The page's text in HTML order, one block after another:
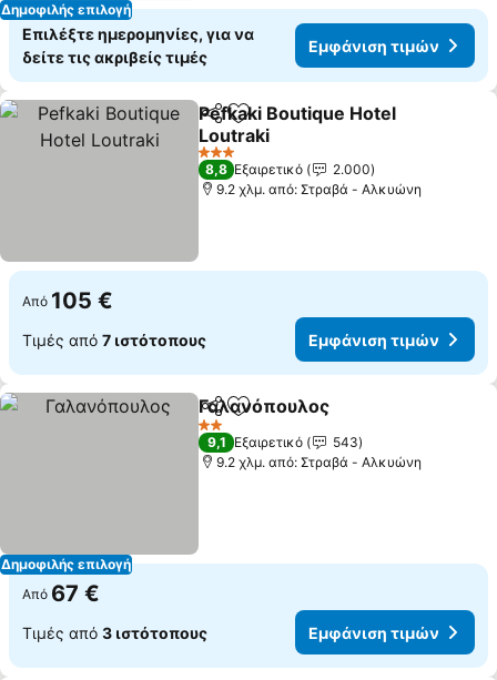
Δημοφιλής επιλογή
Επιλέξτε ημερομηνίες, για να
δείτε τις ακριβείς τιμές
Εμφάνιση τιμών
Κοινοποίηση
Προσθήκη στα αγαπημένα
Pefkaki Boutique Hotel
Loutraki
3 Αστέρια
8,8 Εξαιρετικό
2.000
9.2 χλμ. από: Στραβά - Αλκυώνη
Από 105 €
Τιμές από 7 ιστότοπους Εμφάνιση τιμών
Δημοφιλής επιλογή
Κοινοποίηση
Προσθήκη στα αγαπημένα
Γαλανόπουλος
2 Αστέρια
9,1 Εξαιρετικό
543
9.2 χλμ. από: Στραβά - Αλκυώνη
Από 67 €
Τιμές από 3 ιστότοπους Εμφάνιση τιμών